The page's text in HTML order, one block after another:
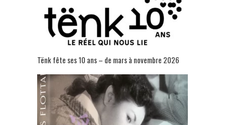
Tënk fête ses 10 ans – de mars à novembre 2026